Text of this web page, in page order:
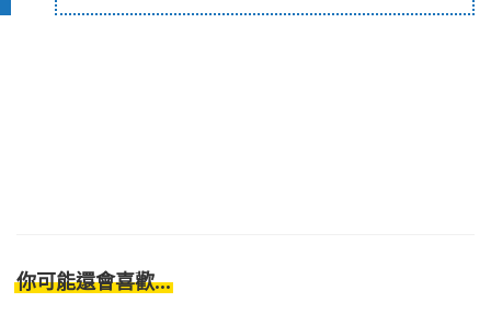
你可能還會喜歡...